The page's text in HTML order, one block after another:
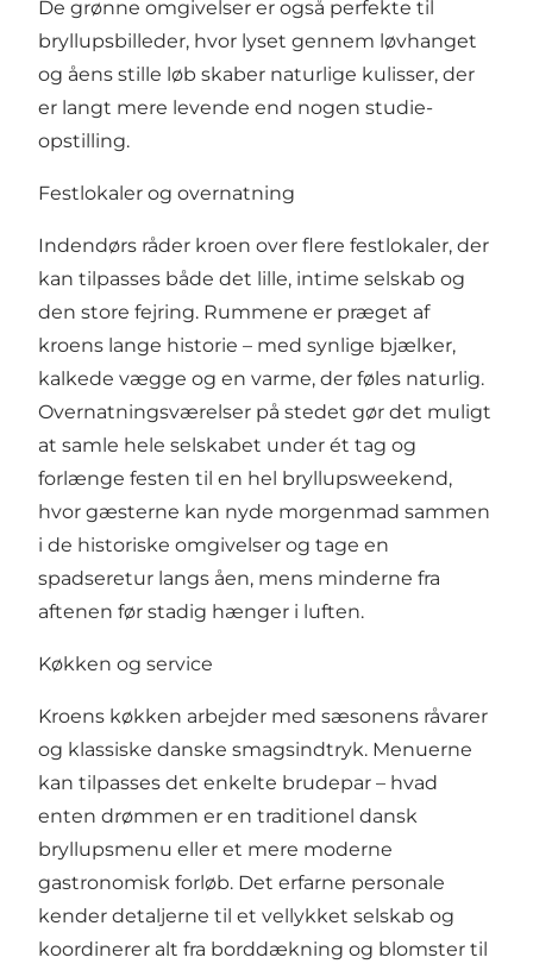
De grønne omgivelser er også perfekte til
bryllupsbilleder, hvor lyset gennem løvhanget
og åens stille løb skaber naturlige kulisser, der
er langt mere levende end nogen studie-
opstilling.
Festlokaler og overnatning
Indendørs råder kroen over flere festlokaler, der
kan tilpasses både det lille, intime selskab og
den store fejring. Rummene er præget af
kroens lange historie – med synlige bjælker,
kalkede vægge og en varme, der føles naturlig.
Overnatningsværelser på stedet gør det muligt
at samle hele selskabet under ét tag og
forlænge festen til en hel bryllupsweekend,
hvor gæsterne kan nyde morgenmad sammen
i de historiske omgivelser og tage en
spadseretur langs åen, mens minderne fra
aftenen før stadig hænger i luften.
Køkken og service
Kroens køkken arbejder med sæsonens råvarer
og klassiske danske smagsindtryk. Menuerne
kan tilpasses det enkelte brudepar – hvad
enten drømmen er en traditionel dansk
bryllupsmenu eller et mere moderne
gastronomisk forløb. Det erfarne personale
kender detaljerne til et vellykket selskab og
koordinerer alt fra borddækning og blomster til